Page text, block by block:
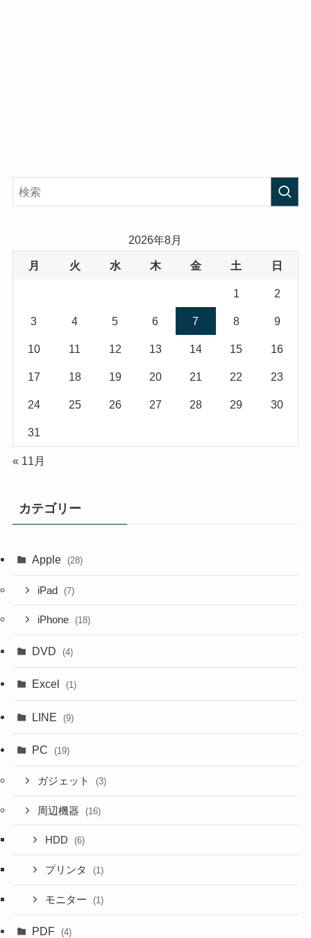
2026年8月
月 火 水 木 金 土 日
1 2
3 4 5 6 7 8 9
10 11 12 13 14 15 16
17 18 19 20 21 22 23
24 25 26 27 28 29 30
31
« 11月
カテゴリー
Apple (28)
iPad (7)
iPhone (18)
DVD (4)
Excel (1)
LINE (9)
PC (19)
ガジェット (3)
周辺機器 (16)
HDD (6)
プリンタ (1)
モニター (1)
PDF (4)